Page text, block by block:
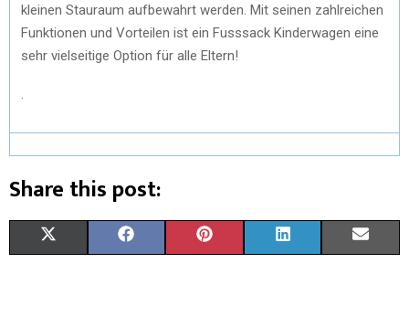
kleinen Stauraum aufbewahrt werden. Mit seinen zahlreichen
Funktionen und Vorteilen ist ein Fusssack Kinderwagen eine
sehr vielseitige Option für alle Eltern!
Share this post: